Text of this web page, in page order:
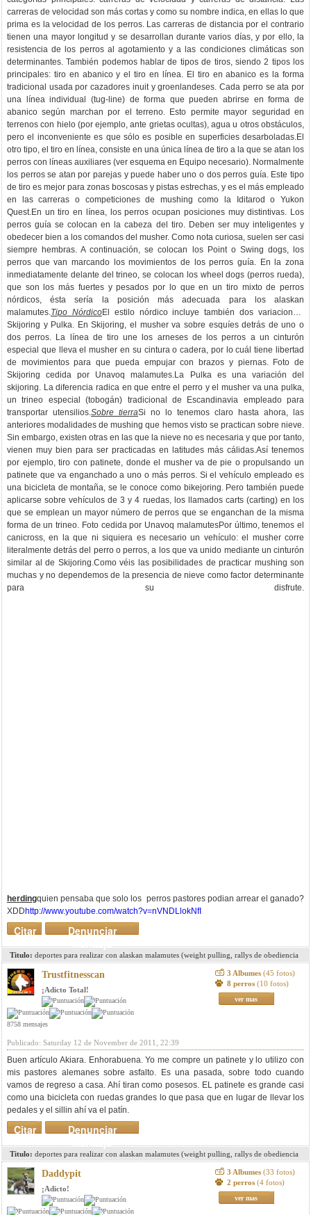
carreras de velocidad son más cortas y como su nombre indica, en ellas lo que
prima es la velocidad de los perros. Las carreras de distancia por el contrario
tienen una mayor longitud y se desarrollan durante varios días, y por ello, la
resistencia de los perros al agotamiento y a las condiciones climáticas son
determinantes. También podemos hablar de tipos de tiros, siendo 2 tipos los
principales: tiro en abanico y el tiro en línea. El tiro en abanico es la forma
tradicional usada por cazadores inuit y groenlandeses. Cada perro se ata por
una línea individual (tug-line) de forma que pueden abrirse en forma de
abanico según marchan por el terreno. Esto permite mayor seguridad en
terrenos con hielo (por ejemplo, ante grietas ocultas), agua u otros obstáculos,
pero el inconveniente es que sólo es posible en superficies desarboladas.El
otro tipo, el tiro en línea, consiste en una única línea de tiro a la que se atan los
perros con líneas auxiliares (ver esquema en Equipo necesario). Normalmente
los perros se atan por parejas y puede haber uno o dos perros guía. Este tipo
de tiro es mejor para zonas boscosas y pistas estrechas, y es el más empleado
en las carreras o competiciones de mushing como la Iditarod o Yukon
Quest.En un tiro en línea, los perros ocupan posiciones muy distintivas. Los
perros guía se colocan en la cabeza del tiro. Deben ser muy inteligentes y
obedecer bien a los comandos del musher. Como nota curiosa, suelen ser casi
siempre hembras. A continuación, se colocan los Point o Swing dogs, los
perros que van marcando los movimientos de los perros guía. En la zona
inmediatamente delante del trineo, se colocan los wheel dogs (perros rueda),
que son los más fuertes y pesados por lo que en un tiro mixto de perros
nórdicos, ésta sería la posición más adecuada para los alaskan
malamutes.Tipo NórdicoEl estilo nórdico incluye también dos variaciones:
Skijoring y Pulka. En Skijoring, el musher va sobre esquíes detrás de uno o
dos perros. La línea de tiro une los arneses de los perros a un cinturón
especial que lleva el musher en su cintura o cadera, por lo cuál tiene libertad
de movimientos para que pueda empujar con brazos y piernas. Foto de
Skijoring cedida por Unavoq malamutes.La Pulka es una variación del
skijoring. La diferencia radica en que entre el perro y el musher va una pulka,
un trineo especial (tobogán) tradicional de Escandinavia empleado para
transportar utensilios.Sobre tierraSi no lo tenemos claro hasta ahora, las
anteriores modalidades de mushing que hemos visto se practican sobre nieve.
Sin embargo, existen otras en las que la nieve no es necesaria y que por tanto,
vienen muy bien para ser practicadas en latitudes más cálidas.Así tenemos
por ejemplo, tiro con patinete, donde el musher va de pie o propulsando un
patinete que va enganchado a uno o más perros. Si el vehículo empleado es
una bicicleta de montaña, se le conoce como bikejoring. Pero también puede
aplicarse sobre vehículos de 3 y 4 ruedas, los llamados carts (carting) en los
que se emplean un mayor número de perros que se enganchan de la misma
forma de un trineo. Foto cedida por Unavoq malamutesPor último, tenemos el
canicross, en la que ni siquiera es necesario un vehículo: el musher corre
literalmente detrás del perro o perros, a los que va unido mediante un cinturón
similar al de Skijoring.Como véis las posibilidades de practicar mushing son
muchas y no dependemos de la presencia de nieve como factor determinante
para su disfrute.
herdingquien pensaba que solo los perros pastores podian arrear el ganado?
XDDhttp://www.youtube.com/watch?v=nVNDLlokNfI
Denunciar
mensaje
Citar
Titulo: deportes para realizar con alaskan malamutes (weight pulling, rallys de obediencia
et...)
Trustfitnesscan
¡Adicto Total!
8758 mensajes
3 Albumes (45 fotos)
8 perros (10 fotos)
ver mas
Publicado: Saturday 12 de November de 2011, 22:39
Buen artículo Akiara. Enhorabuena. Yo me compre un patinete y lo utilizo con
mis pastores alemanes sobre asfalto. Es una pasada, sobre todo cuando
vamos de regreso a casa. Ahí tiran como posesos. EL patinete es grande casi
como una bicicleta con ruedas grandes lo que pasa que en lugar de llevar los
pedales y el sillin ahí va el patín.
Denunciar
mensaje
Citar
Titulo: deportes para realizar con alaskan malamutes (weight pulling, rallys de obediencia
et...)
Daddypit
¡Adicto!
3 Albumes (33 fotos)
2 perros (4 fotos)
ver mas